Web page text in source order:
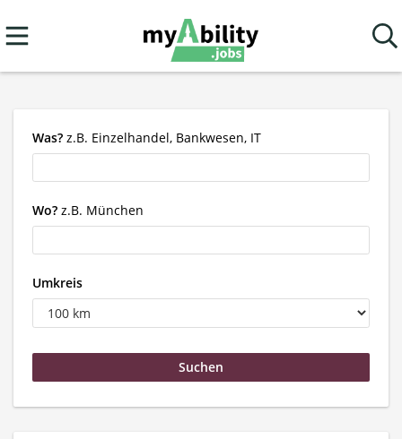
Was? z.B. Einzelhandel, Bankwesen, IT
Wo? z.B. München
Umkreis